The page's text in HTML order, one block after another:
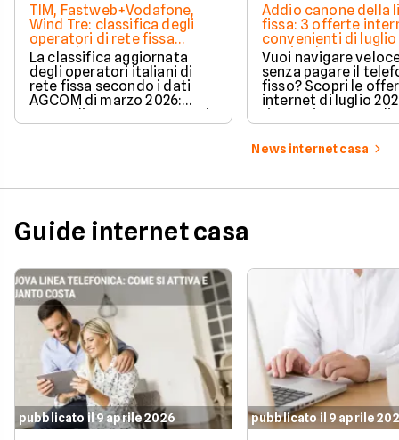
TIM, Fastweb+Vodafone,
Wind Tre: classifica degli
operatori di rete fissa
secondo AGCOM
La classifica aggiornata
degli operatori italiani di
rete fissa secondo i dati
AGCOM di marzo 2026:
quote di mercato, sorpassi
e new entry.
Addio canone della
fissa: 3 offerte
convenienti di luglio
partire da 19,95€
Vuoi navigare
senza pagare il
fisso? Scopri le
internet di luglio
risparmiare e
tariffa perfetta per
News internet casa
Guide internet casa
pubblicato il 9 aprile 2026 pubblicato il 9 aprile